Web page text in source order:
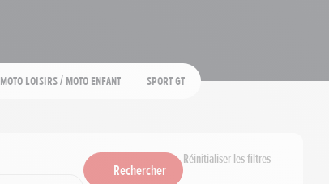
Moto loisirs / moto enfant Sport GT
Rechercher
Réinitialiser les filtres